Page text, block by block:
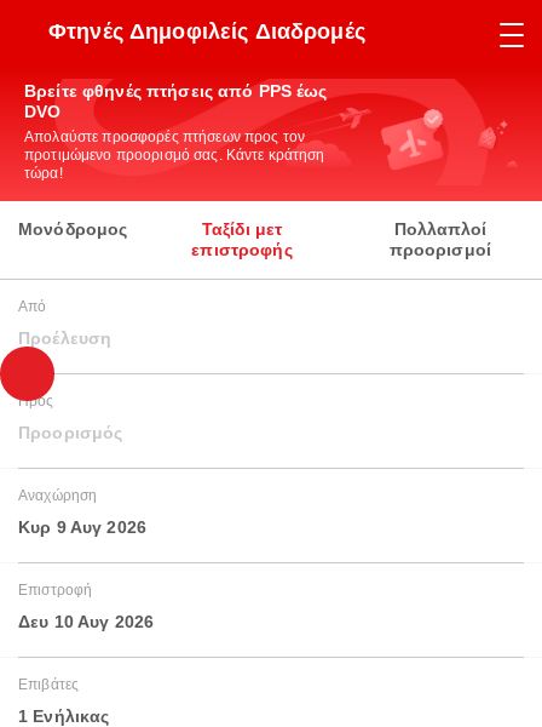
Φτηνές Δημοφιλείς Διαδρομές
Βρείτε φθηνές πτήσεις από PPS έως
DVO
Απολαύστε προσφορές πτήσεων προς τον
προτιμώμενο προορισμό σας. Κάντε κράτηση
τώρα!
Μονόδρομος
Ταξίδι μετ
επιστροφής
Πολλαπλοί
προορισμοί
Από
Προέλευση
Προς
Προορισμός
Αναχώρηση
Κυρ 9 Αυγ 2026
Επιστροφή
Δευ 10 Αυγ 2026
Επιβάτες
1 Ενήλικας